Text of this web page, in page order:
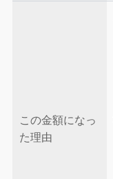
この金額になっ
た理由